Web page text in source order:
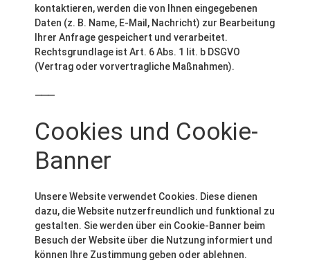
kontaktieren, werden die von Ihnen eingegebenen
Daten (z. B. Name, E-Mail, Nachricht) zur Bearbeitung
Ihrer Anfrage gespeichert und verarbeitet.
Rechtsgrundlage ist Art. 6 Abs. 1 lit. b DSGVO
(Vertrag oder vorvertragliche Maßnahmen).
⸻
Cookies und Cookie-
Banner
Unsere Website verwendet Cookies. Diese dienen
dazu, die Website nutzerfreundlich und funktional zu
gestalten. Sie werden über ein Cookie-Banner beim
Besuch der Website über die Nutzung informiert und
können Ihre Zustimmung geben oder ablehnen.